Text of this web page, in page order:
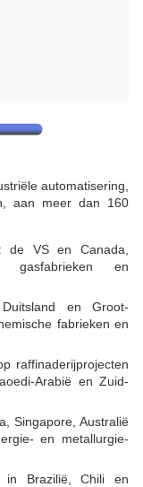
automatisering,
aan meer dan 160
de VS en Canada,
en
en Groot-
fabrieken en
raffinaderijprojecten
Arabië en Zuid-
Singapore, Australië
en metallurgie-
in Brazilië, Chili en